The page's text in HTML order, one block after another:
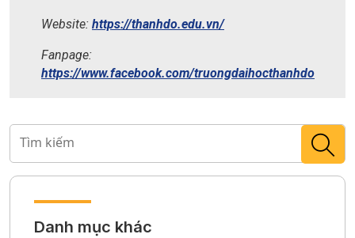
Website: https://thanhdo.edu.vn/
Fanpage:
https://www.facebook.com/truongdaihocthanhdo
Danh mục khác